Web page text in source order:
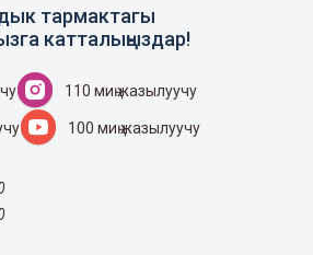
тармактагы
катталыңыздар!
110 миң жазылуучу
100 миң жазылуучу